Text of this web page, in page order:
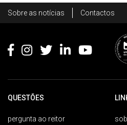
Footer
Sobre as notícias Contactos
QUESTÕES
pergunta ao reitor